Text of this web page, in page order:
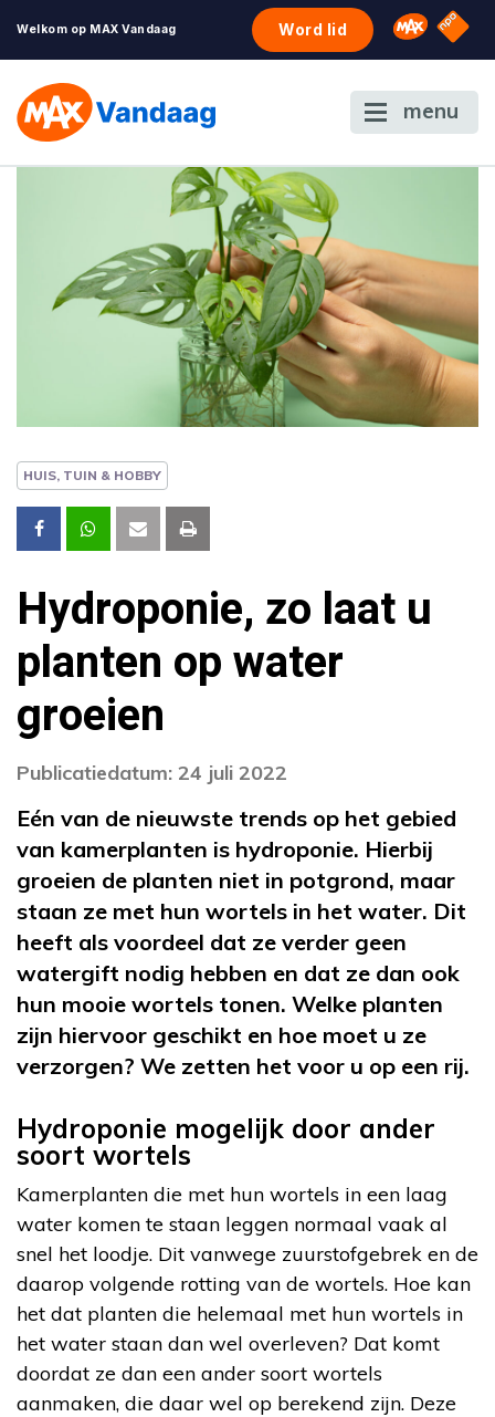
Welkom op MAX Vandaag Word lid Omroep
NPO
menu
HUIS, TUIN & HOBBY
Hydroponie, zo laat u
planten op water
groeien
Publicatiedatum: 24 juli 2022
Eén van de nieuwste trends op het gebied
van kamerplanten is hydroponie. Hierbij
groeien de planten niet in potgrond, maar
staan ze met hun wortels in het water. Dit
heeft als voordeel dat ze verder geen
watergift nodig hebben en dat ze dan ook
hun mooie wortels tonen. Welke planten
zijn hiervoor geschikt en hoe moet u ze
verzorgen? We zetten het voor u op een rij.
Hydroponie mogelijk door ander
soort wortels
Kamerplanten die met hun wortels in een laag
water komen te staan leggen normaal vaak al
snel het loodje. Dit vanwege zuurstofgebrek en de
daarop volgende rotting van de wortels. Hoe kan
het dat planten die helemaal met hun wortels in
het water staan dan wel overleven? Dat komt
doordat ze dan een ander soort wortels
aanmaken, die daar wel op berekend zijn. Deze